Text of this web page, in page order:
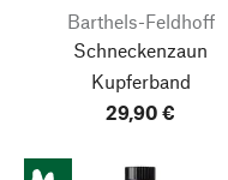
Barthels-Feldhoff
Schneckenzaun
Kupferband
29,90 €